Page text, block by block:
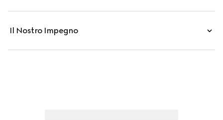
Il Nostro Impegno